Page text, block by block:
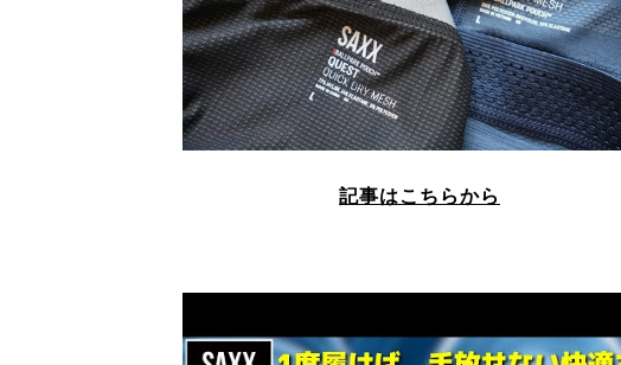
記事はこちらから